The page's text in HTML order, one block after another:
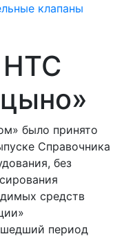
клапаны
НТС
было принято
Справочника
без
средств
период